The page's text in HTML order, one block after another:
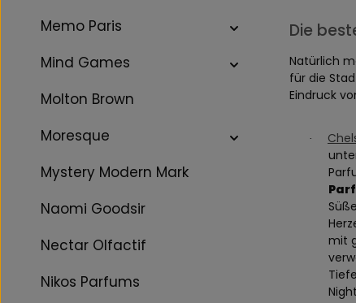
Memo Paris
Mind Games
Molton Brown
Moresque
Mystery Modern Mark
Naomi Goodsir
Nectar Olfactif
Nikos Parfums
Die
Natürlich
für die
Eindruck
·
mit